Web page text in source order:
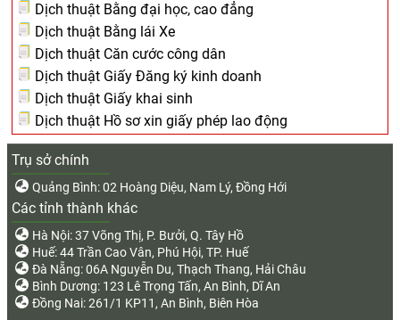
Dịch thuật Bằng đại học, cao đẳng
Dịch thuật Bằng lái Xe
Dịch thuật Căn cước công dân
Dịch thuật Giấy Đăng ký kinh doanh
Dịch thuật Giấy khai sinh
Dịch thuật Hồ sơ xin giấy phép lao động
Trụ sở chính
Quảng Bình: 02 Hoàng Diệu, Nam Lý, Đồng Hới
Các tỉnh thành khác
Hà Nội: 37 Võng Thị, P. Bưởi, Q. Tây Hồ
Huế: 44 Trần Cao Vân, Phú Hội, TP. Huế
Đà Nẵng: 06A Nguyễn Du, Thạch Thang, Hải Châu
Bình Dương: 123 Lê Trọng Tấn, An Bình, Dĩ An
Đồng Nai: 261/1 KP11, An Bình, Biên Hòa